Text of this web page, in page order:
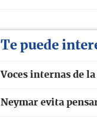
Te puede
Voces internas de
Neymar evita